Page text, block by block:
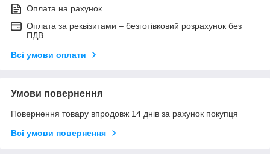
Оплата на рахунок
Оплата за реквізитами – безготівковий розрахунок без
ПДВ
Всі умови оплати
Умови повернення
Повернення товару впродовж 14 днів за рахунок покупця
Всі умови повернення